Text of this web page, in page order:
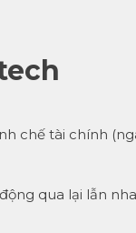
chế tài chính
qua lại lẫn